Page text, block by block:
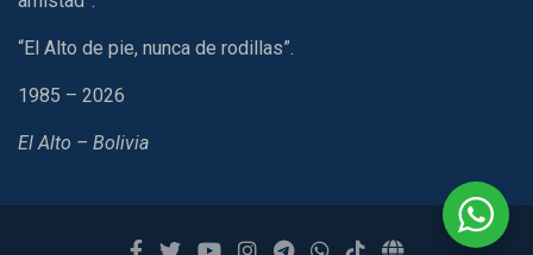
“El Alto de pie, nunca de rodillas”.
1985 – 2026
El Alto – Bolivia